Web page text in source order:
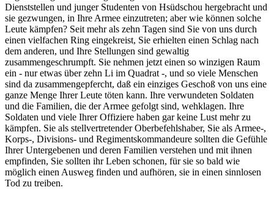
Dienststellen und junger Studenten von Hsüdschou hergebracht und
sie gezwungen, in Ihre Armee einzutreten; aber wie können solche
Leute kämpfen? Seit mehr als zehn Tagen sind Sie von uns durch
einen vielfachen Ring eingekreist, Sie erhielten einen Schlag nach
dem anderen, und Ihre Stellungen sind gewaltig
zusammengeschrumpft. Sie nehmen jetzt einen so winzigen Raum
ein - nur etwas über zehn Li im Quadrat -, und so viele Menschen
sind da zusammengepfercht, daß ein einziges Geschoß von uns eine
ganze Menge Ihrer Leute töten kann. Ihre verwundeten Soldaten
und die Familien, die der Armee gefolgt sind, wehklagen. Ihre
Soldaten und viele Ihrer Offiziere haben gar keine Lust mehr zu
kämpfen. Sie als stellvertretender Oberbefehlshaber, Sie als Armee-,
Korps-, Divisions- und Regimentskommandeure sollten die Gefühle
Ihrer Untergebenen und deren Familien verstehen und mit ihnen
empfinden, Sie sollten ihr Leben schonen, für sie so bald wie
möglich einen Ausweg finden und aufhören, sie in einen sinnlosen
Tod zu treiben.